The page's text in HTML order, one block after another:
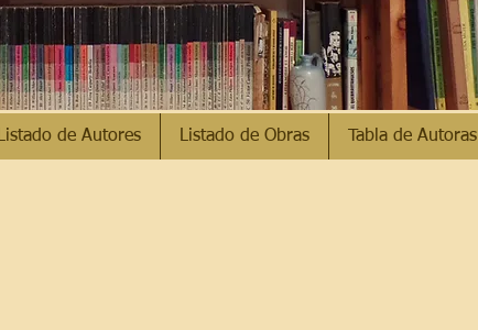
Listado de Autores Listado de Obras Tabla de Autoras